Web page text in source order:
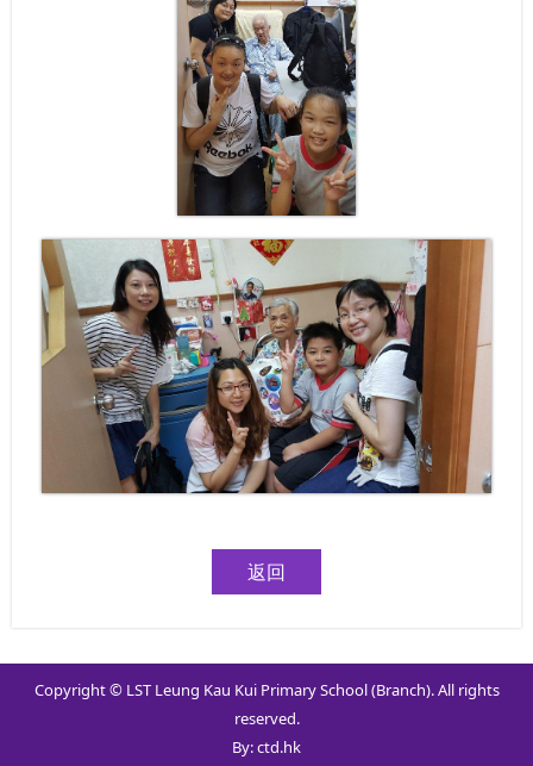
返回
Copyright © LST Leung Kau Kui Primary School (Branch). All rights
reserved.
By: ctd.hk